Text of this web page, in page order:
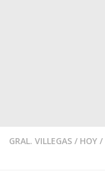
GRAL. VILLEGAS / HOY /